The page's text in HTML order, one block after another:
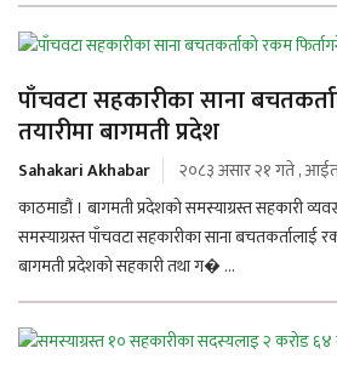
पाँचवटा सहकारीका साना
तयारीमा बागमती प्रदेश
Sahakari Akhabar
२०८३ असार २१ गते ,
काठमाडौं । बागमती प्रदेशको समस्याग्रस्त सहकारी
समस्याग्रस्त पाँचवटा सहकारीका साना बचतकर्तालाई
बागमती प्रदेशको सहकारी तथा ग� ...